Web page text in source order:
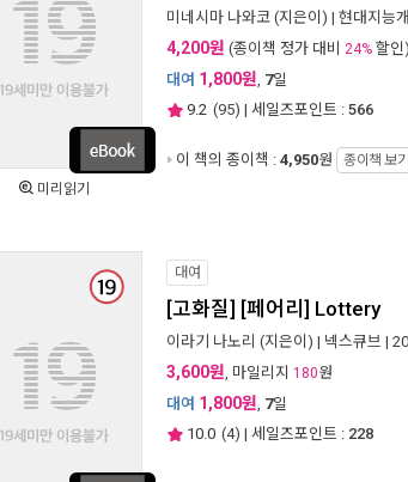
미리읽기
미네시마 나와코 (지은이) | 현대지능
4,200원 (종이책 정가 대비 24% 할인
대여 1,800원, 7일
9.2 (95) | 세일즈포인트 : 566
이 책의 종이책 : 4,950원 종이책 보기
대여
[고화질] [페어리] Lottery
이라기 나노리 (지은이) | 넥스큐브 |
3,600원, 마일리지 180원
대여 1,800원, 7일
10.0 (4) | 세일즈포인트 : 228